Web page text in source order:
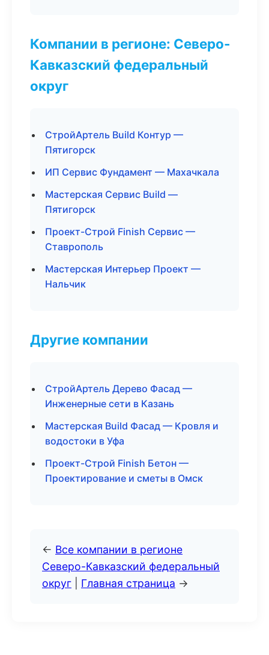
Компании в регионе: Северо-
Кавказский федеральный
округ
СтройАртель Build Контур —
Пятигорск
ИП Сервис Фундамент — Махачкала
Мастерская Сервис Build —
Пятигорск
Проект-Строй Finish Сервис —
Ставрополь
Мастерская Интерьер Проект —
Нальчик
Другие компании
СтройАртель Дерево Фасад —
Инженерные сети в Казань
Мастерская Build Фасад — Кровля и
водостоки в Уфа
Проект-Строй Finish Бетон —
Проектирование и сметы в Омск
← Все компании в регионе
Северо-Кавказский федеральный
округ
Главная страница →